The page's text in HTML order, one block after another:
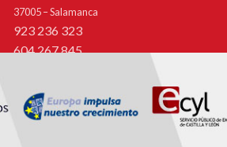
37005 – Salamanca
923 236 323
604 267 845